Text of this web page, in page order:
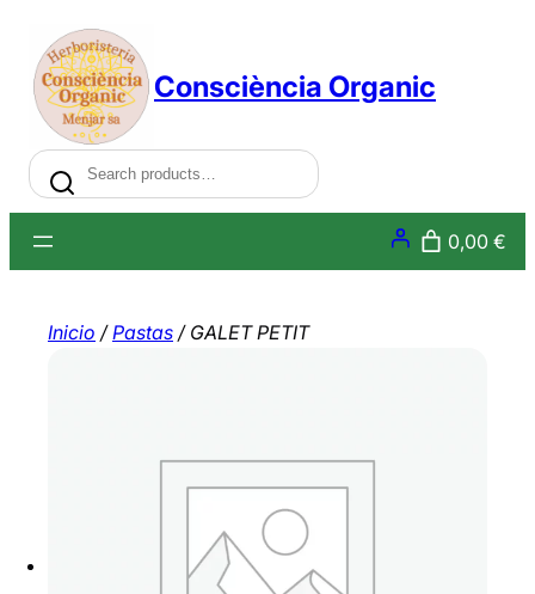
contenido
Consciència Organic
Search
0,00 €
Inicio /Pastas / GALET PETIT